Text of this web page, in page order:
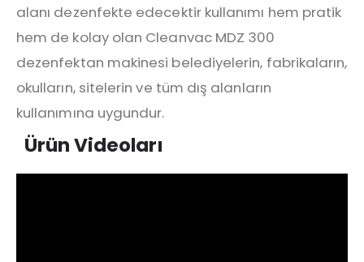
alanı dezenfekte edecektir kullanımı hem pratik
hem de kolay olan Cleanvac MDZ 300
dezenfektan makinesi belediyelerin, fabrikaların,
okulların, sitelerin ve tüm dış alanların
kullanımına uygundur.
Ürün Videoları